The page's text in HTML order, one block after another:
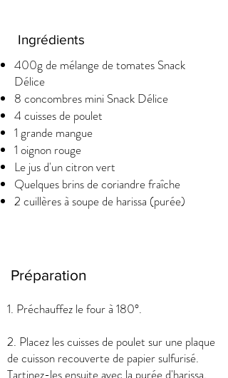
Ingrédients
400g de mélange de tomates Snack
Délice
8 concombres mini Snack Délice
4 cuisses de poulet
1 grande mangue
1 oignon rouge
Le jus d'un citron vert
Quelques brins de coriandre fraîche
2 cuillères à soupe de harissa (purée)
Préparation
1. Préchauffez le four à 180°.
2. Placez les cuisses de poulet sur une plaque
de cuisson recouverte de papier sulfurisé.
Tartinez-les ensuite avec la purée d'harissa.